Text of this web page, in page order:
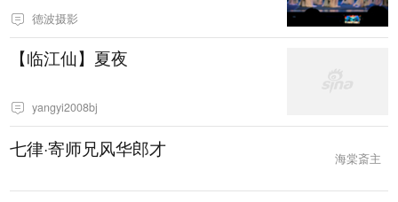
德波摄影
【临江仙】夏夜
yangyi2008bj
七律·寄师兄风华郎才 海棠斎主